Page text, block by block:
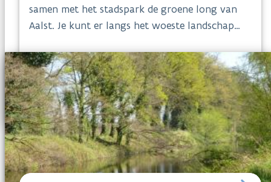
samen met het stadspark de groene long van
Aalst. Je kunt er langs het woeste landschap
Schotse hooglanders en konikpaarden die er de
natuur mee beheren. Zo dicht bij de stad vind je
er reeën, vossen en vele broedvogels. Je hoeft er
niet op de paden te blijven, maar zorg wel voor
waterdicht schoeisel!
Volg boswachter Reinhart Cromphout
viaInstagram.